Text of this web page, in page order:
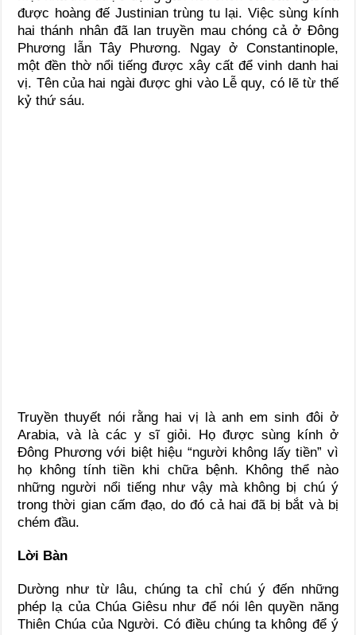
được hoàng đế Justinian trùng tu lại. Việc sùng kính
hai thánh nhân đã lan truyền mau chóng cả ở Ðông
Phương lẫn Tây Phương. Ngay ở Constantinople,
một đền thờ nổi tiếng được xây cất để vinh danh hai
vị. Tên của hai ngài được ghi vào Lễ quy, có lẽ từ thế
kỷ thứ sáu.
Truyền thuyết nói rằng hai vị là anh em sinh đôi ở
Arabia, và là các y sĩ giỏi. Họ được sùng kính ở
Ðông Phương với biệt hiệu “người không lấy tiền” vì
họ không tính tiền khi chữa bệnh. Không thể nào
những người nổi tiếng như vậy mà không bị chú ý
trong thời gian cấm đạo, do đó cả hai đã bị bắt và bị
chém đầu.
Lời Bàn
Dường như từ lâu, chúng ta chỉ chú ý đến những
phép lạ của Chúa Giêsu như để nói lên quyền năng
Thiên Chúa của Người. Có điều chúng ta không để ý